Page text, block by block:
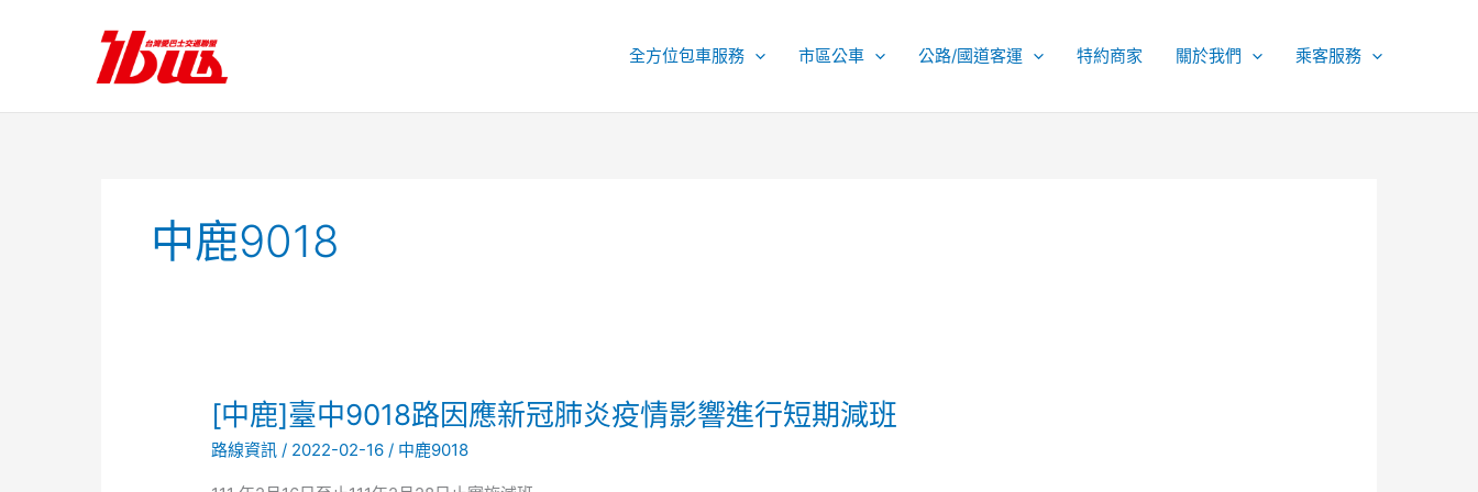
內
全方位包車服務 市區公車 公路/國道客運 特約商家 關於我們 乘客服務
中鹿9018
[中鹿]臺中9018路因應新冠肺炎疫情影響進行短期減班
路線資訊 / 2022-02-16/ 中鹿9018
[中
鹿]
臺
中